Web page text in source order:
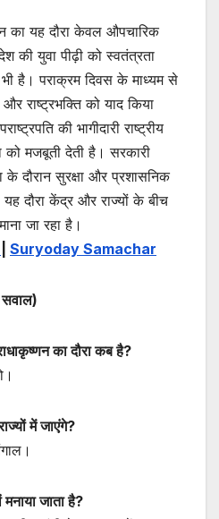
का यह दौरा केवल औपचारिक
की युवा पीढ़ी को स्वतंत्रता
है। पराक्रम दिवस के माध्यम से
राष्ट्रभक्ति को याद किया
की भागीदारी राष्ट्रीय
मजबूती देती है। सरकारी
दौरान सुरक्षा और प्रशासनिक
यह दौरा केंद्र और राज्यों के बीच
जा रहा है।
Suryoday Samachar
का दौरा कब है?
में जाएंगे?
जाता है?